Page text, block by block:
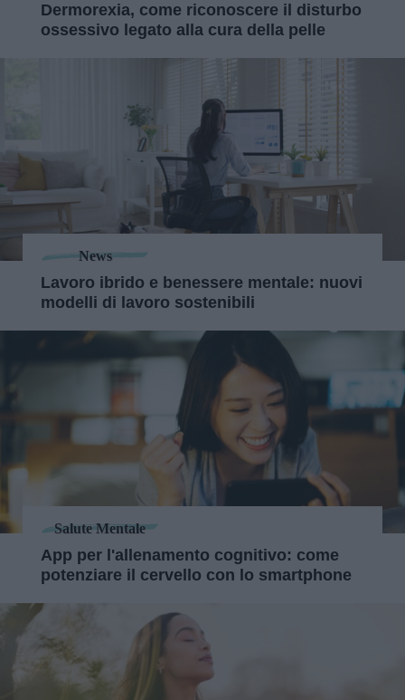
Dermorexia, come riconoscere il disturbo
ossessivo legato alla cura della pelle
News
Lavoro ibrido e benessere mentale: nuovi
modelli di lavoro sostenibili
Salute Mentale
App per l'allenamento cognitivo: come
potenziare il cervello con lo smartphone